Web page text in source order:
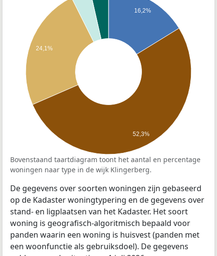
16,2%
24,1%
52,3%
Bovenstaand taartdiagram toont het aantal en percentage
woningen naar type in de wijk Klingerberg.
De gegevens over soorten woningen zijn gebaseerd
op de Kadaster woningtypering en de gegevens over
stand- en ligplaatsen van het Kadaster. Het soort
woning is geografisch-algoritmisch bepaald voor
panden waarin een woning is huisvest (panden met
een woonfunctie als gebruiksdoel). De gegevens